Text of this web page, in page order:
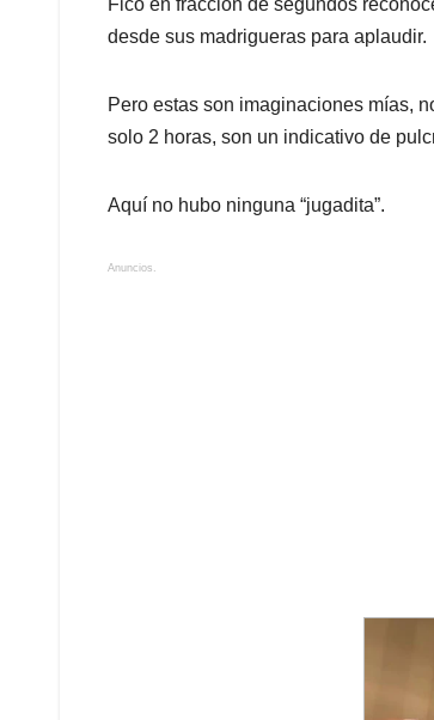
Fico en fracción de segundos
desde sus madrigueras para aplaudir.
Pero estas son imaginaciones mías,
solo 2 horas, son un indicativo de
Aquí no hubo ninguna “jugadita”.
Anuncios.